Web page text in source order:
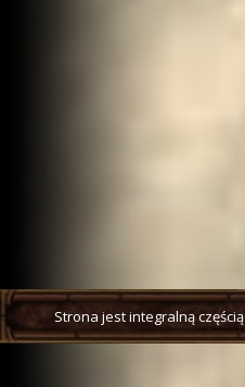
Strona jest integralną częścią